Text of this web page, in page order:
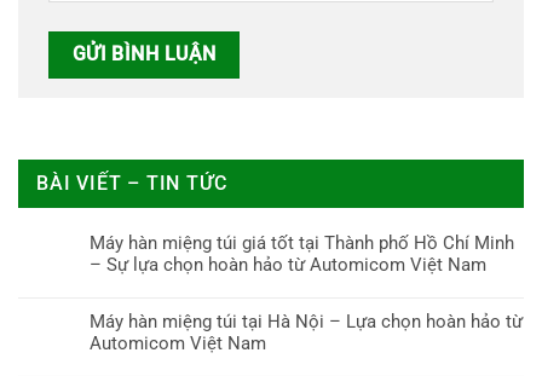
BÀI VIẾT – TIN TỨC
Máy hàn miệng túi giá tốt tại Thành phố Hồ Chí Minh
– Sự lựa chọn hoàn hảo từ Automicom Việt Nam
Máy hàn miệng túi tại Hà Nội – Lựa chọn hoàn hảo từ
Automicom Việt Nam